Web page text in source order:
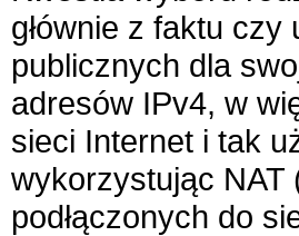
głównie z faktu
publicznych dla
adresów IPv4, w
sieci Internet i tak
wykorzystując NAT
podłączonych do